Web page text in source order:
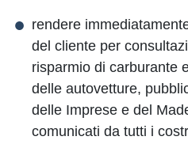
rendere
del cliente per
risparmio di carburante
delle autovetture,
delle Imprese e del
comunicati da tutti i